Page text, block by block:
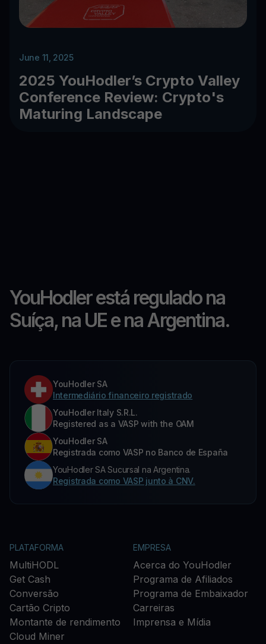
June 11, 2025
2025 YouHodler’s Crypto Valley
Conference Review: Crypto's
Maturing Landscape
YouHodler está regulado na
Suíça, na UE e na Argentina.
YouHodler SA
Intermediário financeiro registrado
YouHodler Italy S.R.L.
Registered as a VASP with the OAM
YouHodler SA
Registrada como VASP no Banco de España
YouHodler SA Sucursal na Argentina.
Registrada como VASP junto à CNV.
PLATAFORMA
MultiHODL
Get Cash
Conversão
Cartão Cripto
Montante de rendimento
Cloud Miner
EMPRESA
Acerca do YouHodler
Programa de Afiliados
Programa de Embaixador
Carreiras
Imprensa e Mídia